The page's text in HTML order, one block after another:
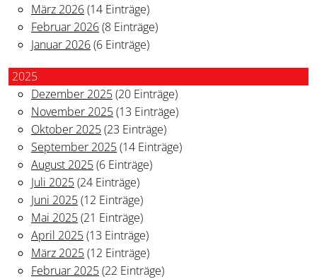
März 2026(14 Einträge)
Februar 2026(8 Einträge)
Januar 2026(6 Einträge)
2025
Dezember 2025(20 Einträge)
November 2025(13 Einträge)
Oktober 2025(23 Einträge)
September 2025(14 Einträge)
August 2025(6 Einträge)
Juli 2025(24 Einträge)
Juni 2025(12 Einträge)
Mai 2025(21 Einträge)
April 2025(13 Einträge)
März 2025(12 Einträge)
Februar 2025(22 Einträge)